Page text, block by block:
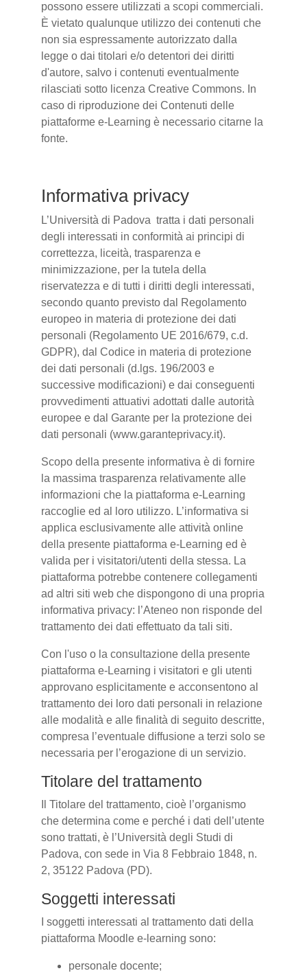
possono essere utilizzati a scopi commerciali.
È vietato qualunque utilizzo dei contenuti che
non sia espressamente autorizzato dalla
legge o dai titolari e/o detentori dei diritti
d'autore, salvo i contenuti eventualmente
rilasciati sotto licenza Creative Commons. In
caso di riproduzione dei Contenuti delle
piattaforme e-Learning è necessario citarne la
fonte.
Informativa privacy
L’Università di Padova tratta i dati personali
degli interessati in conformità ai principi di
correttezza, liceità, trasparenza e
minimizzazione, per la tutela della
riservatezza e di tutti i diritti degli interessati,
secondo quanto previsto dal Regolamento
europeo in materia di protezione dei dati
personali (Regolamento UE 2016/679, c.d.
GDPR), dal Codice in materia di protezione
dei dati personali (d.lgs. 196/2003 e
successive modificazioni) e dai conseguenti
provvedimenti attuativi adottati dalle autorità
europee e dal Garante per la protezione dei
dati personali (www.garanteprivacy.it).
Scopo della presente informativa è di fornire
la massima trasparenza relativamente alle
informazioni che la piattaforma e-Learning
raccoglie ed al loro utilizzo. L’informativa si
applica esclusivamente alle attività online
della presente piattaforma e-Learning ed è
valida per i visitatori/utenti della stessa. La
piattaforma potrebbe contenere collegamenti
ad altri siti web che dispongono di una propria
informativa privacy: l’Ateneo non risponde del
trattamento dei dati effettuato da tali siti.
Con l'uso o la consultazione della presente
piattaforma e-Learning i visitatori e gli utenti
approvano esplicitamente e acconsentono al
trattamento dei loro dati personali in relazione
alle modalità e alle finalità di seguito descritte,
compresa l’eventuale diffusione a terzi solo se
necessaria per l’erogazione di un servizio.
Titolare del trattamento
Il Titolare del trattamento, cioè l’organismo
che determina come e perché i dati dell’utente
sono trattati, è l’Università degli Studi di
Padova, con sede in Via 8 Febbraio 1848, n.
2, 35122 Padova (PD).
Soggetti interessati
I soggetti interessati al trattamento dati della
piattaforma Moodle e-learning sono:
personale docente;